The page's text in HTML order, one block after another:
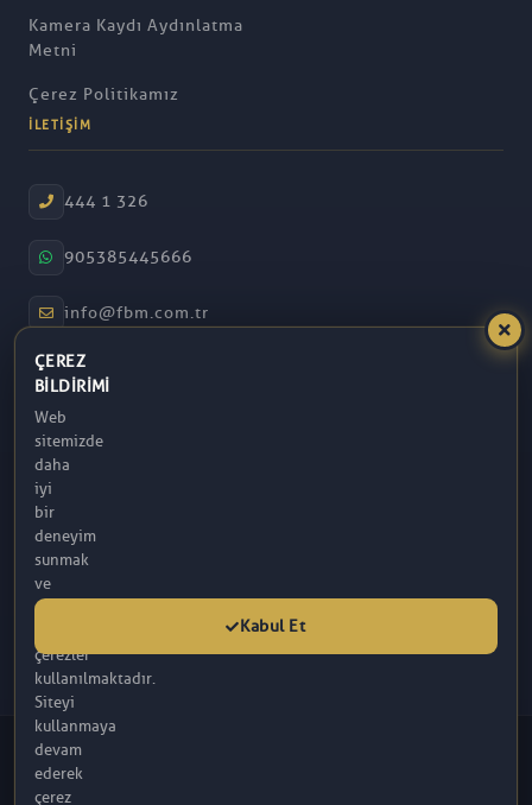
Kamera Kaydı Aydınlatma
Metni
Çerez Politikamız
İLETIŞIM
444 1 326
905385445666
info@fbm.com.tr
08:30 – 17:30
Atakum / Samsun
© 2026 FBM. Tüm hakları saklıdır. İçerik, FBM (R) Tarafından
Sağlanmaktadır.
ÇEREZ
BILDIRIMI
Web
sitemizde
daha
iyi
bir
deneyim
sunmak
ve
analitik
çerezler
kullanılmaktadır.
Siteyi
kullanmaya
devam
ederek
çerez
Kabul Et